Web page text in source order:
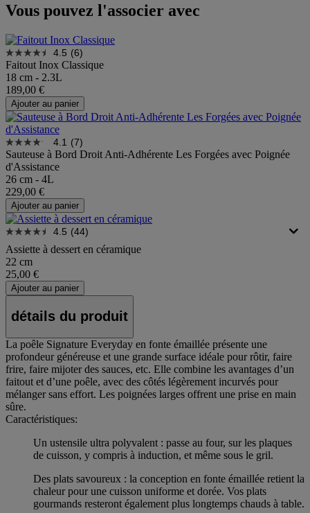
Vous pouvez l'associer avec
4.5 (6)
Faitout Inox Classique
18 cm - 2.3L
189,00 €
Ajouter au panier
4.1 (7)
Sauteuse à Bord Droit Anti-Adhérente Les Forgées avec Poignée
d'Assistance
26 cm - 4L
229,00 €
Ajouter au panier
4.5 (44)
Assiette à dessert en céramique
22 cm
25,00 €
Ajouter au panier
détails du produit
La poêle Signature Everyday en fonte émaillée présente une
profondeur généreuse et une grande surface idéale pour rôtir, faire
frire, faire mijoter des sauces, etc. Elle combine les avantages d’un
faitout et d’une poêle, avec des côtés légèrement incurvés pour
mélanger sans effort. Les poignées larges offrent une prise en main
sûre.
Caractéristiques:
Un ustensile ultra polyvalent : passe au four, sur les plaques
de cuisson, y compris à induction, et même sous le gril.
Des plats savoureux : la conception en fonte émaillée retient la
chaleur pour une cuisson uniforme et dorée. Vos plats
gourmands resteront également plus longtemps chauds à table.